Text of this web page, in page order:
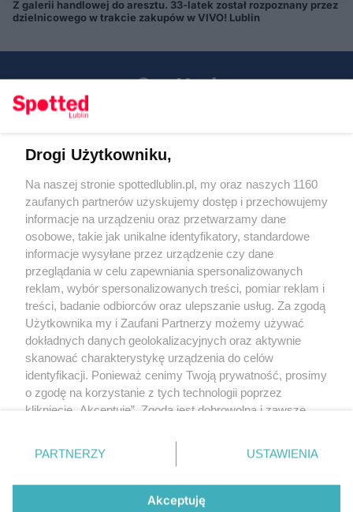
Z galerii handlowej do aresztu. 33-latek został rozpoznany przez
dzielnicowego w trakcie zakupów w VIVO! Lublin
KATEGORIE
OGŁOSZENIA
WYDARZENIA
NA SKRÓTY
Regulamin
Polityka prywatności
RODO
Warunki korzystania z treści
Drogi Użytkowniku,
Na naszej stronie spottedlublin.pl, my oraz naszych 1160
zaufanych partnerów uzyskujemy dostęp i przechowujemy
informacje na urządzeniu oraz przetwarzamy dane
osobowe, takie jak unikalne identyfikatory, standardowe
informacje wysyłane przez urządzenie czy dane
przeglądania w celu zapewniania spersonalizowanych
reklam, wybór spersonalizowanych treści, pomiar reklam i
treści, badanie odbiorców oraz ulepszanie usług. Za zgodą
Użytkownika my i Zaufani Partnerzy możemy używać
dokładnych danych geolokalizacyjnych oraz aktywnie
skanować charakterystykę urządzenia do celów
identyfikacji. Ponieważ cenimy Twoją prywatność, prosimy
o zgodę na korzystanie z tych technologii poprzez
kliknięcie „Akceptuję”. Zgoda jest dobrowolna i zawsze
prywatności znajdujący się w lewym dolnym rogu strony
. Niektóre rodzaje przetwarzania danych nie wymagają
zgody użytkownika, ale masz prawo sprzeciwić się
takiemu przetwarzaniu. Preferencje będą miały
PARTNERZY USTAWIENIA
Akceptuję